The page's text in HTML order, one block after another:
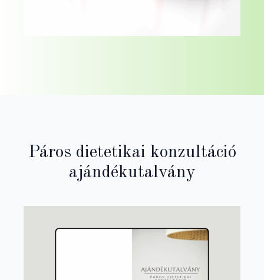
Páros dietetikai konzultáció
ajándékutalvány